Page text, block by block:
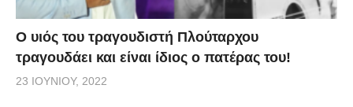
O υιός του τραγουδιστή Πλούταρχου
τραγουδάει και είναι ίδιος ο πατέρας του!
23 ΙΟΥΝΊΟΥ, 2022